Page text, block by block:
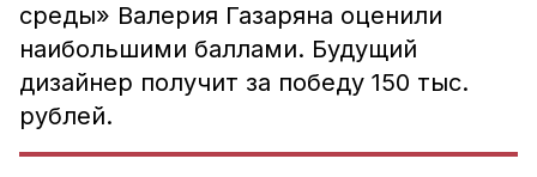
среды» Валерия Газаряна оценили
наибольшими баллами. Будущий
дизайнер получит за победу 150 тыс.
рублей.